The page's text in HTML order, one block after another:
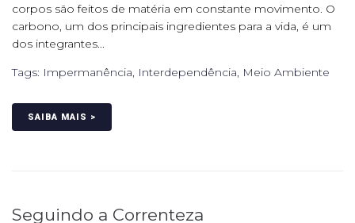
corpos são feitos de matéria em constante movimento. O
carbono, um dos principais ingredientes para a vida, é um
dos integrantes...
Tags: Impermanência, Interdependência, Meio Ambiente
SAIBA MAIS >
Seguindo a Correnteza